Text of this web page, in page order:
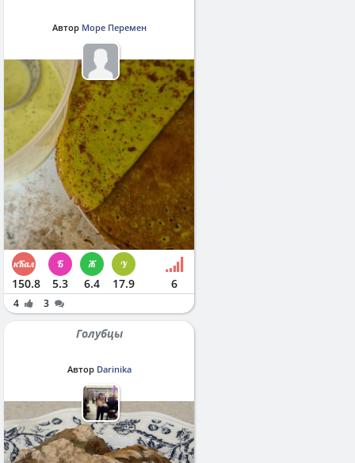
Автор Море Перемен
150.8 5.3 6.4 17.9 6
4 3
Голубцы
Автор Darinika